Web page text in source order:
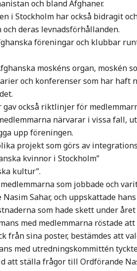
och bland Afghaner.
i Stockholm har också bidragit
deras levnadsförhållanden.
föreningar och klubbar
moskéns organ, moskén
och konferenser som har haft
också riktlinjer för
närvarar i vissa fall,
upp föreningen.
projekt som görs av
kvinnor i Stockholm”
kultur”.
som jobbade och
Sahar, och uppskattade
som hade skett under
med medlemmarna röstade
från sina poster, bestämdes att
med utredningskommittén
att ställa frågor till Ordförande